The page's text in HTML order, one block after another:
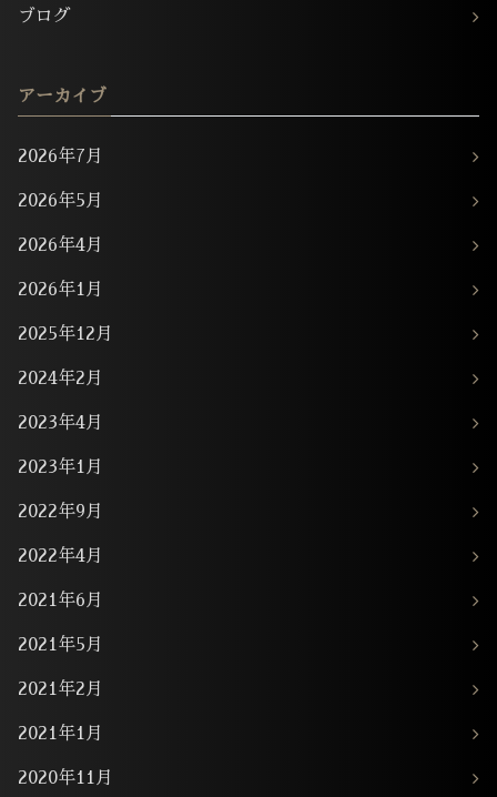
ブログ
アーカイブ
2026年7月
2026年5月
2026年4月
2026年1月
2025年12月
2024年2月
2023年4月
2023年1月
2022年9月
2022年4月
2021年6月
2021年5月
2021年2月
2021年1月
2020年11月